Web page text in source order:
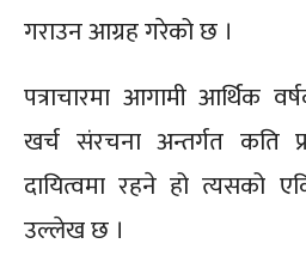
गराउन आग्रह गरेको छ ।
पत्राचारमा आगामी आर्थिक
खर्च संरचना अन्तर्गत कति
दायित्वमा रहने हो त्यसको
उल्लेख छ ।